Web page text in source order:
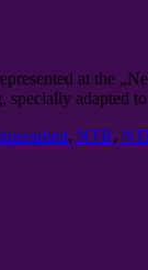
at the
adapted to
, NTR,